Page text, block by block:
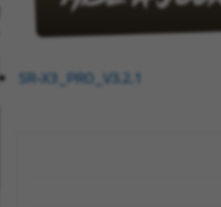
SR-X3_PRO_V3.2.1